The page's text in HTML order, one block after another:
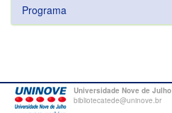
Programa
Universidade Nove de Julho
bibliotecatede@uninove.br